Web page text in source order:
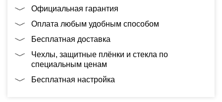
Официальная гарантия
Оплата любым удобным способом
Бесплатная доставка
Чехлы, защитные плёнки и стекла по
специальным ценам
Бесплатная настройка